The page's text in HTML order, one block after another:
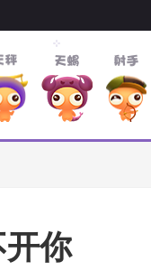
你